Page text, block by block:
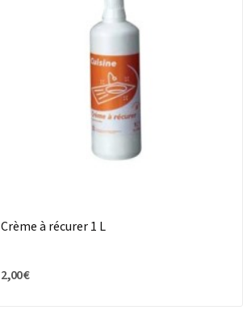
Crème à récurer 1 L
2,00 €